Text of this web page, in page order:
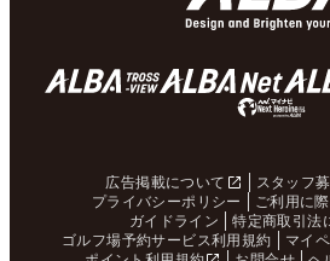
広告掲載について スタッフ
プライバシーポリシー
ご利用に
ガイドライン
特定商取引法
ゴルフ場予約サービス利用規約
マイ